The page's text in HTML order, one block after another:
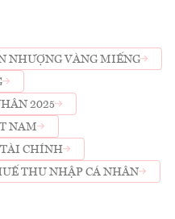
NHƯỢNG VÀNG MIẾNG
2025
NAM
TÀI CHÍNH
THU NHẬP CÁ NHÂN